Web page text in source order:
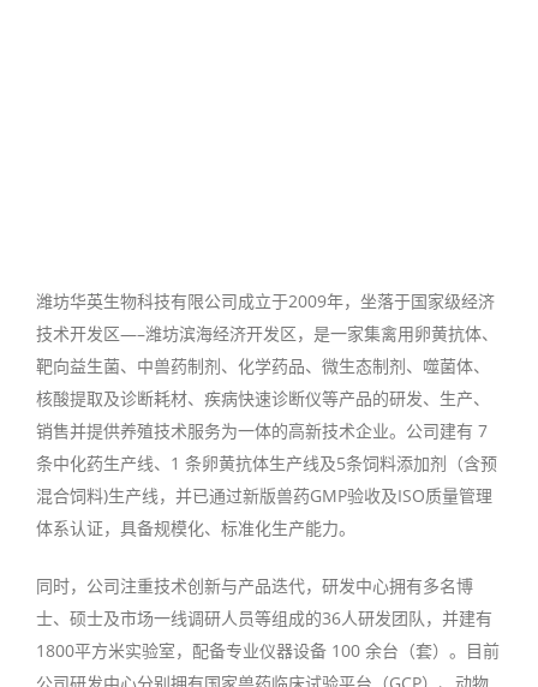
潍坊华英生物科技有限公司成立于2009年，坐落于国家级经济
技术开发区—–潍坊滨海经济开发区，是一家集禽用卵黄抗体、
靶向益生菌、中兽药制剂、化学药品、微生态制剂、噬菌体、
核酸提取及诊断耗材、疾病快速诊断仪等产品的研发、生产、
销售并提供养殖技术服务为一体的高新技术企业。公司建有 7
条中化药生产线、1 条卵黄抗体生产线及5条饲料添加剂（含预
混合饲料)生产线，并已通过新版兽药GMP验收及ISO质量管理
体系认证，具备规模化、标准化生产能力。
同时，公司注重技术创新与产品迭代，研发中心拥有多名博
士、硕士及市场一线调研人员等组成的36人研发团队，并建有
1800平方米实验室，配备专业仪器设备 100 余台（套）。目前